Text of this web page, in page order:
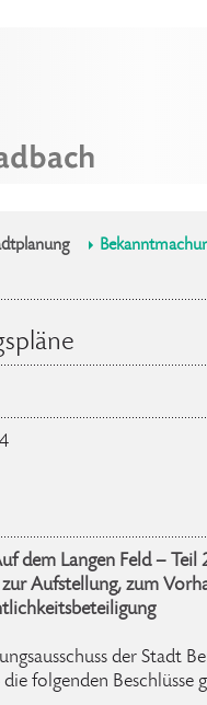
dem Langen Feld – Teil
Aufstellung, zum
der Stadt
folgenden Beschlüsse